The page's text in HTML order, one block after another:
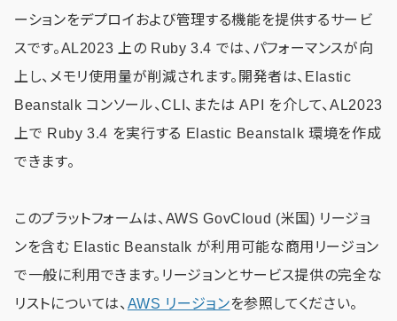
ーションをデプロイおよび管理する機能を提供するサービ
スです。AL2023 上の Ruby 3.4 では、パフォーマンスが向
上し、メモリ使用量が削減されます。開発者は、Elastic
Beanstalk コンソール、CLI、または API を介して、AL2023
上で Ruby 3.4 を実行する Elastic Beanstalk 環境を作成
できます。
このプラットフォームは、AWS GovCloud (米国) リージョ
ンを含む Elastic Beanstalk が利用可能な商用リージョン
で一般に利用できます。リージョンとサービス提供の完全な
リストについては、 AWS リージョンを参照してください。